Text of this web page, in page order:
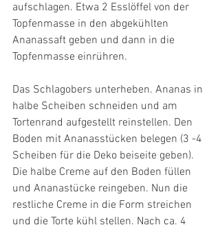
aufschlagen. Etwa 2 Esslöffel von der
Topfenmasse in den abgekühlten
Ananassaft geben und dann in die
Topfenmasse einrühren.
Das Schlagobers unterheben. Ananas in
halbe Scheiben schneiden und am
Tortenrand aufgestellt reinstellen. Den
Boden mit Ananasstücken belegen (3 -4
Scheiben für die Deko beiseite geben).
Die halbe Creme auf den Boden füllen
und Ananastücke reingeben. Nun die
restliche Creme in die Form streichen
und die Torte kühl stellen. Nach ca. 4